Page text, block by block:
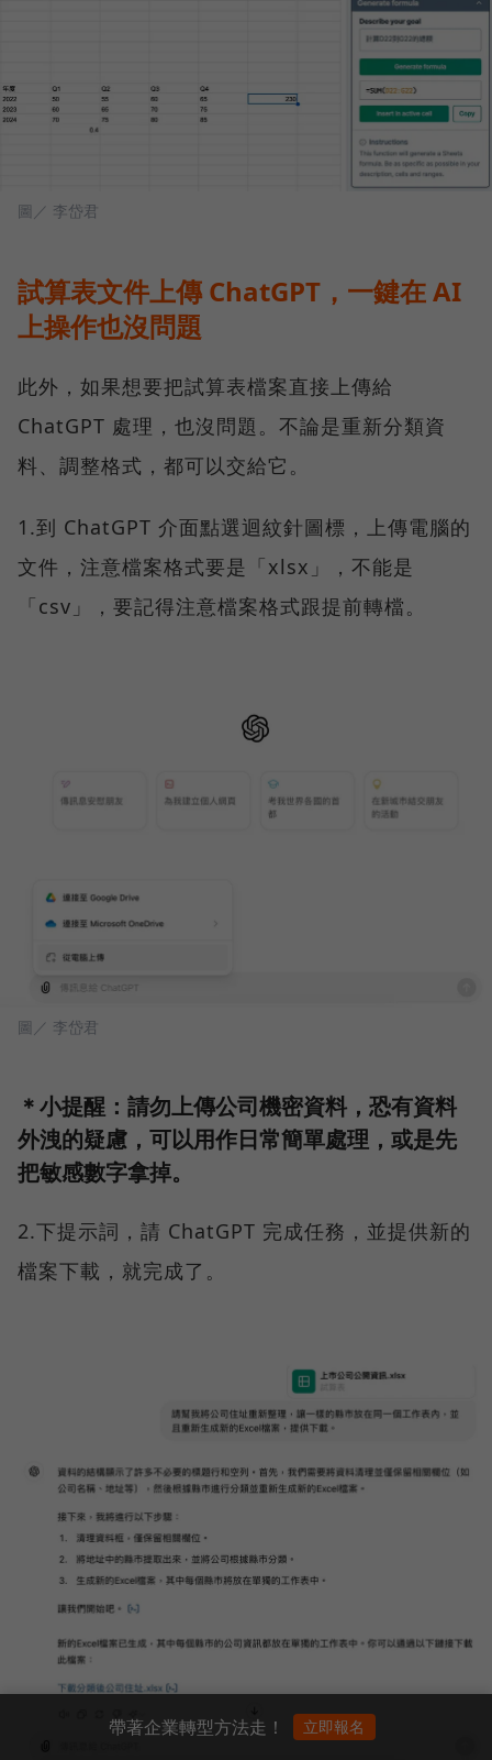
圖／ 李岱君
試算表文件上傳 ChatGPT，一鍵在 AI
上操作也沒問題
此外，如果想要把試算表檔案直接上傳給
ChatGPT 處理，也沒問題。不論是重新分類資
料、調整格式，都可以交給它。
1.到 ChatGPT 介面點選迴紋針圖標，上傳電腦的
文件，注意檔案格式要是「xlsx」，不能是
「csv」，要記得注意檔案格式跟提前轉檔。
圖／ 李岱君
＊小提醒：請勿上傳公司機密資料，恐有資料
外洩的疑慮，可以用作日常簡單處理，或是先
把敏感數字拿掉。
2.下提示詞，請 ChatGPT 完成任務，並提供新的
檔案下載，就完成了。
帶著企業轉型方法走！ 立即報名